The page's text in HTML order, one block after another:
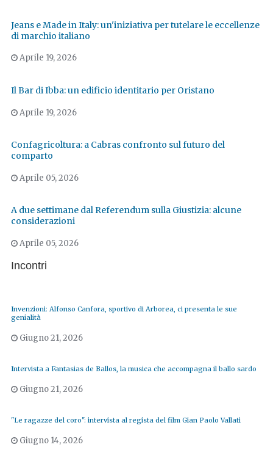
Jeans e Made in Italy: un'iniziativa per tutelare le eccellenze
di marchio italiano
Aprile 19, 2026
Il Bar di Ibba: un edificio identitario per Oristano
Aprile 19, 2026
Confagricoltura: a Cabras confronto sul futuro del
comparto
Aprile 05, 2026
A due settimane dal Referendum sulla Giustizia: alcune
considerazioni
Aprile 05, 2026
Incontri
Invenzioni: Alfonso Canfora, sportivo di Arborea, ci presenta le sue
genialità
Giugno 21, 2026
Intervista a Fantasias de Ballos, la musica che accompagna il ballo sardo
Giugno 21, 2026
"Le ragazze del coro": intervista al regista del film Gian Paolo Vallati
Giugno 14, 2026